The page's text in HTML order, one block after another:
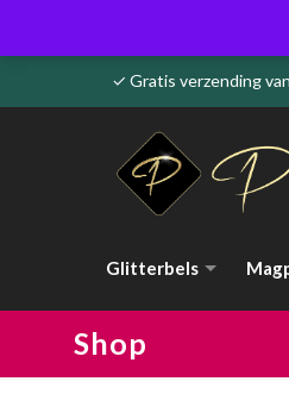
✓ Gratis verzending
Glitterbels
Shop